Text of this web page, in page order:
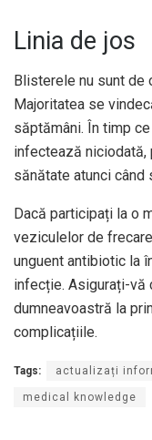
Linia de jos
Blisterele nu sunt de
Majoritatea se
săptămâni. În timp
infectează
sănătate atunci când
Dacă participați la o
veziculelor de
unguent antibiotic la
infecție. Asigurați-vă
dumneavoastră la
complicațiile.
Tags: actualizați
medical knowledge